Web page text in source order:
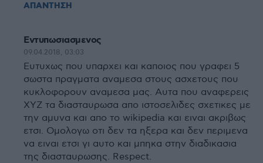
ΑΠΑΝΤΗΣΗ
Εντυπωσιασμενος
09.04.2018, 03:03
Ευτυχως που υπαρχει και καποιος που γραφει 5
σωστα πραγματα αναμεσα στους ασχετους που
κυκλοφορουν αναμεσα μας. Αυτα που αναφερεις
ΧΥΖ τα διασταυρωσα απο ιστοσελιδες σχετικες με
την αμυνα και απο το wikipedia και ειναι ακριβως
ετσι. Ομολογω οτι δεν τα ηξερα και δεν περιμενα
να ειναι ετσι γι αυτο και μπηκα στην διαδικασια
της διασταυρωσης. Respect.